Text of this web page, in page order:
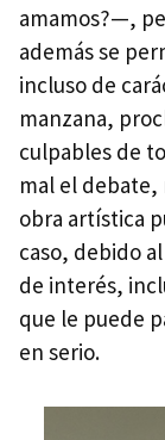
amamos?—,
además se
incluso de
manzana,
culpables de
mal el debate,
obra artística
caso, debido
de interés,
que le puede
en serio.